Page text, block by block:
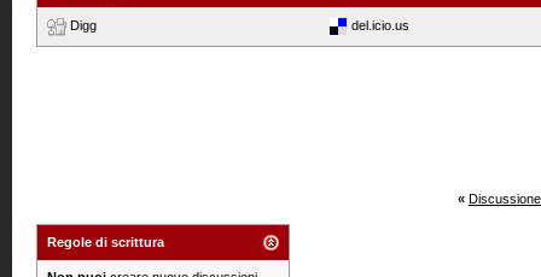
Digg del.icio.us
«
Regole di scrittura